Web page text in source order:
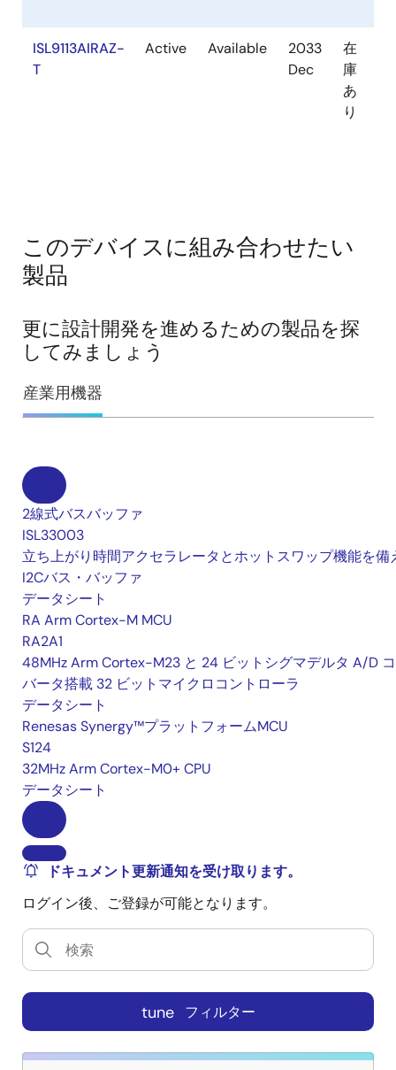
ISL9113AIRAZ-
T
Active Available
2033
Dec
在
庫
あ
り
このデバイスに組み合わせたい
製品
更に設計開発を進めるための製品を探
してみましょう
産業用機器
2線式バスバッファ
ISL33003
立ち上がり時間アクセラレータとホットスワップ機能を備
I2Cバス・バッファ
データシート
RA Arm Cortex-M MCU
RA2A1
48MHz Arm Cortex-M23 と 24 ビットシグマデルタ A/D
バータ搭載 32 ビットマイクロコントローラ
データシート
Renesas Synergy™プラットフォームMCU
S124
32MHz Arm Cortex-M0+ CPU
データシート
ドキュメント更新通知を受け取ります。
ログイン後、ご登録が可能となります。
tune フィルター